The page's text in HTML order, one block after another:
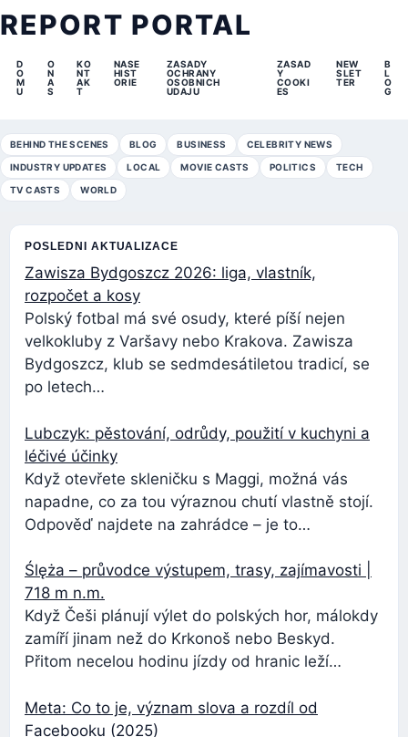
REPORT PORTAL
D
O
M
U
O
N
A
S
KO
NT
AK
T
NASE
HIST
ORIE
ZASADY
OCHRANY
OSOBNICH
UDAJU
ZASAD
Y
COOKI
ES
NEW
SLET
TER
B
L
O
G
BEHIND THE SCENES BLOG BUSINESS CELEBRITY NEWS
INDUSTRY UPDATES LOCAL MOVIE CASTS POLITICS TECH
TV CASTS WORLD
POSLEDNI AKTUALIZACE
Zawisza Bydgoszcz 2026: liga, vlastník,
rozpočet a kosy
Polský fotbal má své osudy, které píší nejen
velkokluby z Varšavy nebo Krakova. Zawisza
Bydgoszcz, klub se sedmdesátiletou tradicí, se
po letech…
Lubczyk: pěstování, odrůdy, použití v kuchyni a
léčivé účinky
Když otevřete skleničku s Maggi, možná vás
napadne, co za tou výraznou chutí vlastně stojí.
Odpověď najdete na zahrádce – je to…
Ślęża – průvodce výstupem, trasy, zajímavosti |
718 m n.m.
Když Češi plánují výlet do polských hor, málokdy
zamíří jinam než do Krkonoš nebo Beskyd.
Přitom necelou hodinu jízdy od hranic leží…
Meta: Co to je, význam slova a rozdíl od
Facebooku (2025)